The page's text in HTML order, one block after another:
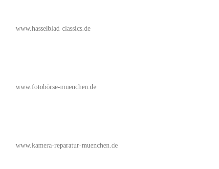
www.hasselblad-classics.de
www.fotobörse-muenchen.de
www.kamera-reparatur-muenchen.de